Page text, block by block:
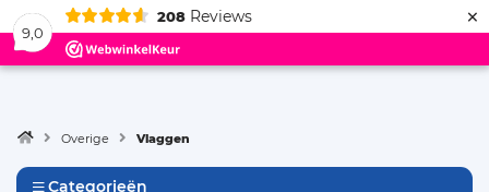
9,0
208 Reviews ×
Menu
Overige Vlaggen
Categorieën